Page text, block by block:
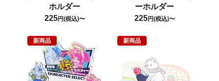
ホルダー
225円(税込)〜
ーホルダー
225円(税込)〜
新商品 新商品